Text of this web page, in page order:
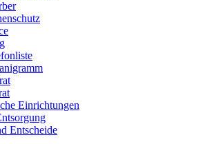
Einrichtungen
Entscheide